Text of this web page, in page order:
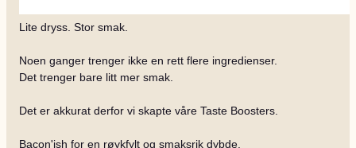
Lite dryss. Stor smak.
Noen ganger trenger ikke en rett flere ingredienser.
Det trenger bare litt mer smak.
Det er akkurat derfor vi skapte våre Taste Boosters.
Bacon'ish for en røykfylt og smaksrik dybde.